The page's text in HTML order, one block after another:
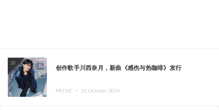
10
创作歌手川西奈月，新曲《感伤与热咖啡》发行
MUSIC ・ 31.October.2024